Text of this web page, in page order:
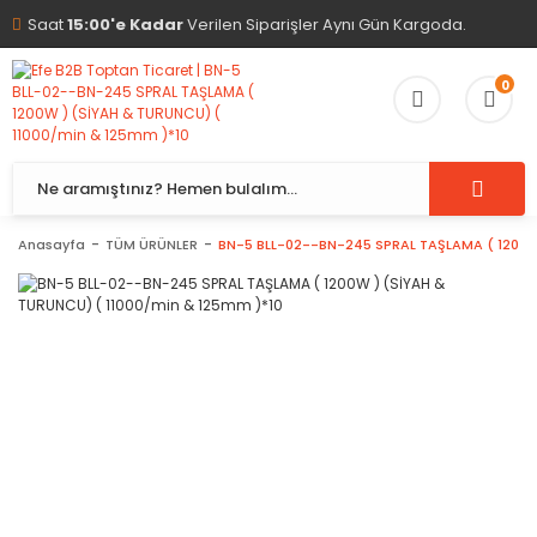
Saat15:00'e KadarVerilen Siparişler Aynı Gün Kargoda.
0
Anasayfa TÜM ÜRÜNLER BN-5 BLL-02--BN-245 SPRAL TAŞLAMA (